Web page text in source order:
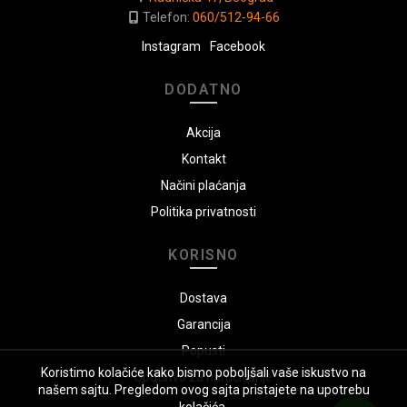
Telefon: 060/512-94-66
Instagram
Facebook
DODATNO
Akcija
Kontakt
Načini plaćanja
Politika privatnosti
KORISNO
Dostava
Garancija
Popusti
Uputstvo za naručivanje
Koristimo kolačiće kako bismo poboljšali vaše iskustvo na
našem sajtu. Pregledom ovog sajta pristajete na upotrebu